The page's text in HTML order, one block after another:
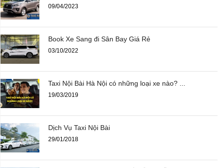
09/04/2023
Book Xe Sang đi Sân Bay Giá Rẻ
03/10/2022
Taxi Nội Bài Hà Nội có những loại xe nào? ...
19/03/2019
Dịch Vụ Taxi Nội Bài
29/01/2018